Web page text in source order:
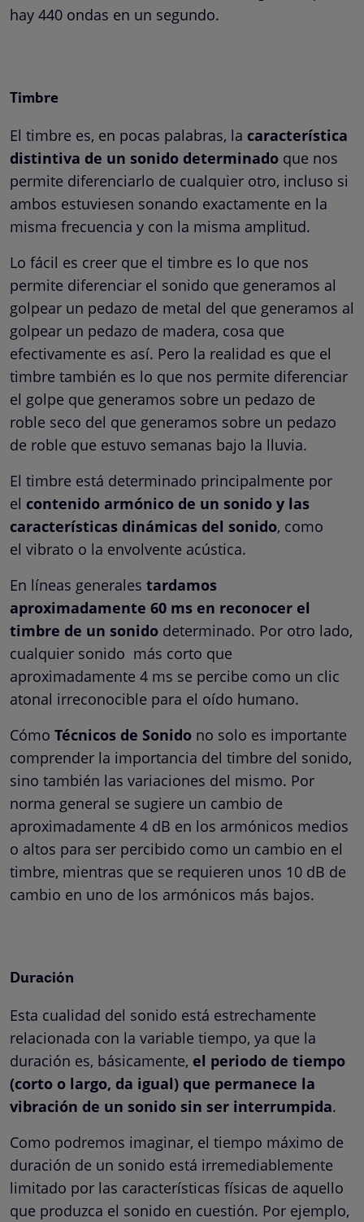
hay 440 ondas en un segundo.
Timbre
El timbre es, en pocas palabras, la característica
distintiva de un sonido determinado que nos
permite diferenciarlo de cualquier otro, incluso si
ambos estuviesen sonando exactamente en la
misma frecuencia y con la misma amplitud.
Lo fácil es creer que el timbre es lo que nos
permite diferenciar el sonido que generamos al
golpear un pedazo de metal del que generamos al
golpear un pedazo de madera, cosa que
efectivamente es así. Pero la realidad es que el
timbre también es lo que nos permite diferenciar
el golpe que generamos sobre un pedazo de
roble seco del que generamos sobre un pedazo
de roble que estuvo semanas bajo la lluvia.
El timbre está determinado principalmente por
el contenido armónico de un sonido y las
características dinámicas del sonido, como
el vibrato o la envolvente acústica.
En líneas generales tardamos
aproximadamente 60 ms en reconocer el
timbre de un sonido determinado. Por otro lado,
cualquier sonido más corto que
aproximadamente 4 ms se percibe como un clic
atonal irreconocible para el oído humano.
Cómo Técnicos de Sonido no solo es importante
comprender la importancia del timbre del sonido,
sino también las variaciones del mismo. Por
norma general se sugiere un cambio de
aproximadamente 4 dB en los armónicos medios
o altos para ser percibido como un cambio en el
timbre, mientras que se requieren unos 10 dB de
cambio en uno de los armónicos más bajos.
Duración
Esta cualidad del sonido está estrechamente
relacionada con la variable tiempo, ya que la
duración es, básicamente, el periodo de tiempo
(corto o largo, da igual) que permanece la
vibración de un sonido sin ser interrumpida.
Como podremos imaginar, el tiempo máximo de
duración de un sonido está irremediablemente
limitado por las características físicas de aquello
que produzca el sonido en cuestión. Por ejemplo,